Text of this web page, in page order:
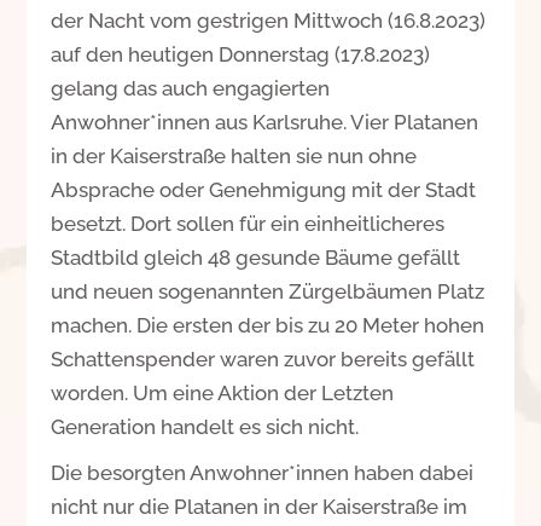
der Nacht vom gestrigen Mittwoch (16.8.2023)
auf den heutigen Donnerstag (17.8.2023)
gelang das auch engagierten
Anwohner*innen aus Karlsruhe. Vier Platanen
in der Kaiserstraße halten sie nun ohne
Absprache oder Genehmigung mit der Stadt
besetzt. Dort sollen für ein einheitlicheres
Stadtbild gleich 48 gesunde Bäume gefällt
und neuen sogenannten Zürgelbäumen Platz
machen. Die ersten der bis zu 20 Meter hohen
Schattenspender waren zuvor bereits gefällt
worden. Um eine Aktion der Letzten
Generation handelt es sich nicht.
Die besorgten Anwohner*innen haben dabei
nicht nur die Platanen in der Kaiserstraße im